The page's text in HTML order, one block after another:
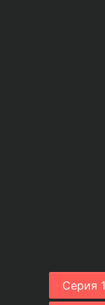
Серия 1